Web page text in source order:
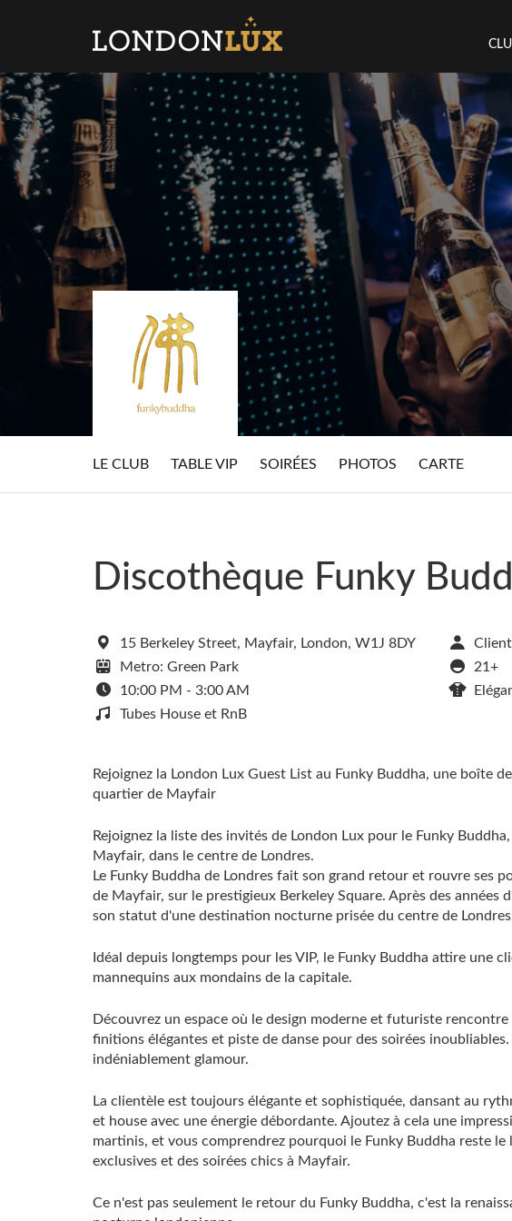
LE CLUB TABLE VIP SOIRÉES PHOTOS CARTE
Discothèque Funky
15 Berkeley Street, Mayfair, London, W1J 8DY
Metro: Green Park
10:00 PM - 3:00 AM
Tubes House et RnB
21+
Rejoignez la London Lux Guest List au Funky Buddha, une boîte
quartier de Mayfair
Rejoignez la liste des invités de London Lux pour le Funky
Mayfair, dans le centre de Londres.
Le Funky Buddha de Londres fait son grand retour et rouvre ses
de Mayfair, sur le prestigieux Berkeley Square. Après des années
son statut d'une destination nocturne prisée du centre de
Idéal depuis longtemps pour les VIP, le Funky Buddha attire une
mannequins aux mondains de la capitale.
Découvrez un espace où le design moderne et futuriste
finitions élégantes et piste de danse pour des soirées
indéniablement glamour.
La clientèle est toujours élégante et sophistiquée, dansant au
et house avec une énergie débordante. Ajoutez à cela une
martinis, et vous comprendrez pourquoi le Funky Buddha reste
exclusives et des soirées chics à Mayfair.
Ce n'est pas seulement le retour du Funky Buddha, c'est la